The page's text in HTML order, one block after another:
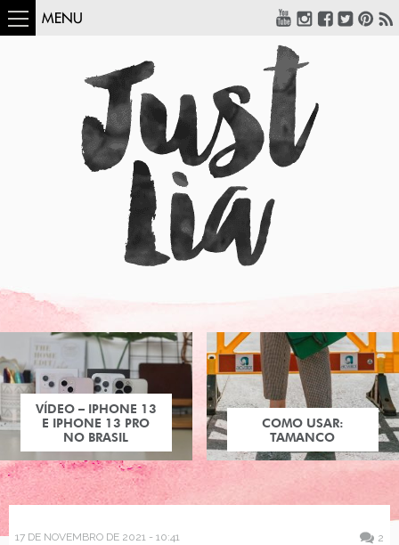
MENU
COMO USAR:
TAMANCO
17 DE NOVEMBRO DE 2021 - 10:41 2